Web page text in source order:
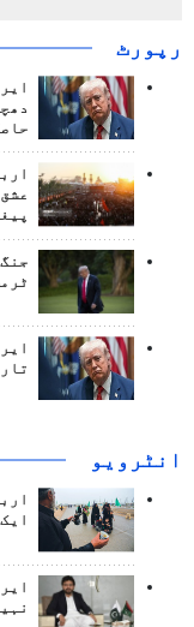
رپورٹ
انٹرويو